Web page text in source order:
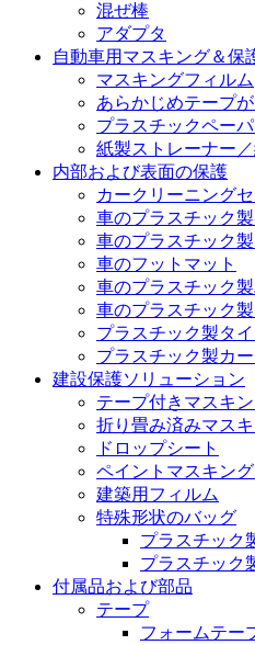
混ぜ棒
アダプタ
自動車用マスキング＆保
マスキングフィルム
あらかじめテープ
プラスチックペー
紙製ストレーナー
内部および表面の保護
カークリーニングセ
車のプラスチック
車のプラスチック
車のフットマット
車のプラスチック
車のプラスチック
プラスチック製タ
プラスチック製カ
建設保護ソリューション
テープ付きマスキ
折り畳み済みマス
ドロップシート
ペイントマスキング
建築用フィルム
特殊形状のバッグ
プラスチック
プラスチック
付属品および部品
テープ
フォームテー